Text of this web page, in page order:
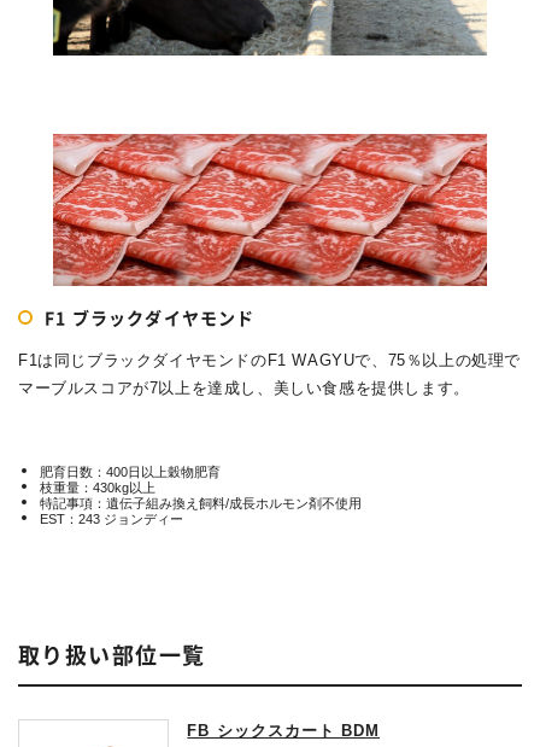
F1 ブラックダイヤモンド
F1は同じブラックダイヤモンドのF1 WAGYUで、75％以上の処理で
マーブルスコアが7以上を達成し、美しい食感を提供します。
肥育日数：400日以上穀物肥育
枝重量：430kg以上
特記事項：遺伝子組み換え飼料/成長ホルモン剤不使用
EST：243 ジョンディー
取り扱い部位一覧
FB シックスカート BDM